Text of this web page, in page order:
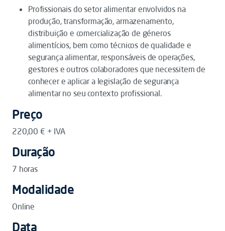
Profissionais do setor alimentar envolvidos na
produção, transformação, armazenamento,
distribuição e comercialização de géneros
alimentícios, bem como técnicos de qualidade e
segurança alimentar, responsáveis de operações,
gestores e outros colaboradores que necessitem de
conhecer e aplicar a legislação de segurança
alimentar no seu contexto profissional.
Preço
220,00 € + IVA
Duração
7 horas
Modalidade
Online
Data